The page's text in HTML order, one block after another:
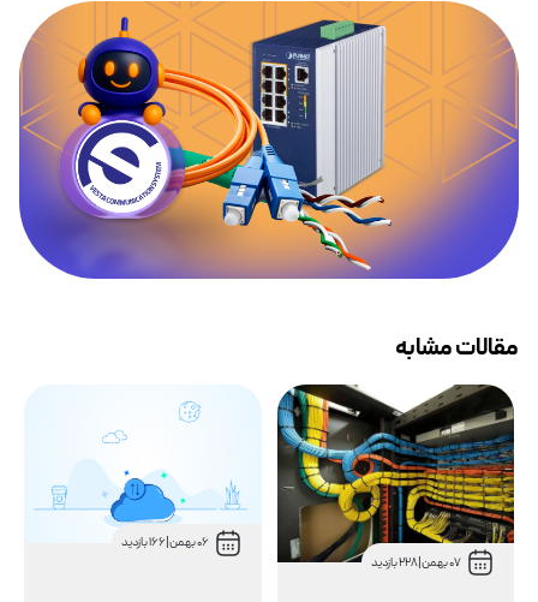
مقالات مشابه
06 بهمن |166 بازدید 08 مرداد | 769 بازدید